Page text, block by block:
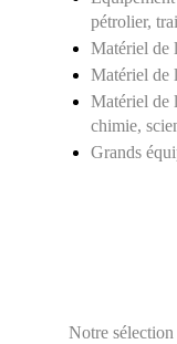
pétrolier,
Matériel de
Matériel de
Matériel de
chimie,
Grands
Notre sélection